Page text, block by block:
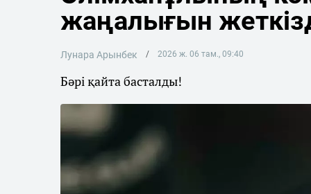
жаңалығын
Лунара Арынбек 2026 ж. 06 там., 09:40
Бәрі қайта басталды!